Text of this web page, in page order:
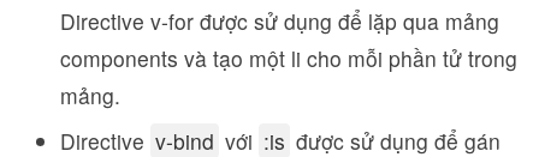
Directive v-for được sử dụng để lặp qua mảng
components và tạo một li cho mỗi phần tử trong
mảng.
Directive v-bind với :is được sử dụng để gán